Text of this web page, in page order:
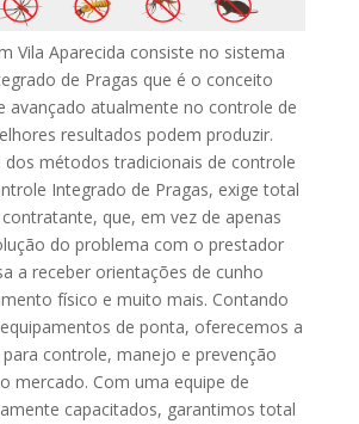
Vila Aparecida consiste no sistema
de Pragas que é o conceito
avançado atualmente no controle de
resultados podem produzir.
métodos tradicionais de controle
Integrado de Pragas, exige total
que, em vez de apenas
do problema com o prestador
a receber orientações de cunho
físico e muito mais. Contando
de ponta, oferecemos a
controle, manejo e prevenção
mercado. Com uma equipe de
capacitados, garantimos total